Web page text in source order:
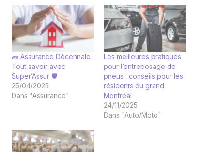
🧱 Assurance Décennale :
Tout savoir avec
Super’Assur 🛡️
25/04/2025
Dans "Assurance"
Les meilleures pratiques
pour l’entreposage de
pneus : conseils pour les
résidents du grand
Montréal
24/11/2025
Dans "Auto/Moto"